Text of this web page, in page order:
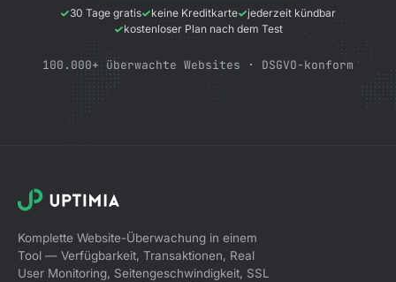
30 Tage gratis keine Kreditkarte
jederzeit kündbar
kostenloser Plan nach dem Test
100.000+ überwachte Websites · DSGVO-konform
Komplette Website-Überwachung in einem
Tool — Verfügbarkeit, Transaktionen, Real
User Monitoring, Seitengeschwindigkeit, SSL